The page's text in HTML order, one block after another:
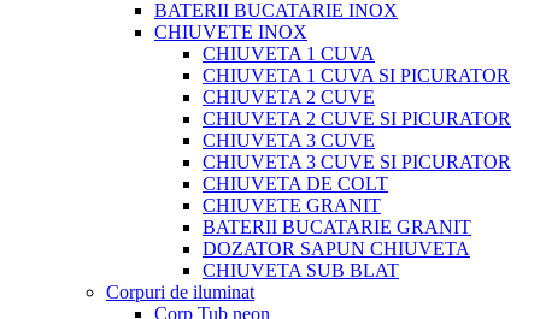
BATERII BUCATARIE INOX
CHIUVETE INOX
CHIUVETA 1 CUVA
CHIUVETA 1 CUVA SI PICURATOR
CHIUVETA 2 CUVE
CHIUVETA 2 CUVE SI PICURATOR
CHIUVETA 3 CUVE
CHIUVETA 3 CUVE SI PICURATOR
CHIUVETA DE COLT
CHIUVETE GRANIT
BATERII BUCATARIE GRANIT
DOZATOR SAPUN CHIUVETA
CHIUVETA SUB BLAT
Corpuri de iluminat
Corp Tub neon